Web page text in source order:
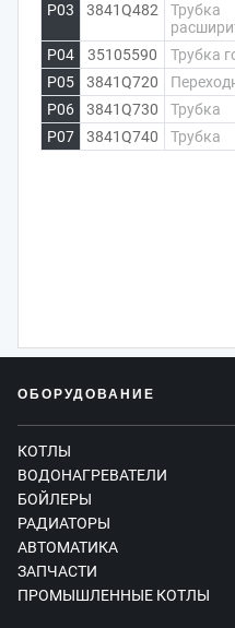
P03
3841Q482
Трубка
P04
35105590
Трубка
P05
3841Q720
P06
3841Q730
Трубка
P07
3841Q740 Трубка
ОБОРУДОВАНИЕ
КОТЛЫ
ВОДОНАГРЕВАТЕЛИ
БОЙЛЕРЫ
РАДИАТОРЫ
АВТОМАТИКА
ЗАПЧАСТИ
ПРОМЫШЛЕННЫЕ КОТЛЫ